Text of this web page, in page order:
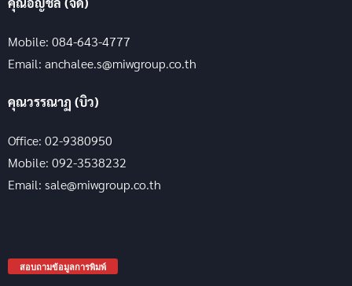
Mobile: 084-643-4777
Email: anchalee.s@miwgroup.co.th
คุณวรรณาฏ (บิว)
Office: 02-9380950
Mobile: 092-3538232
Email: sale@miwgroup.co.th
สอบถามข้อมูลการพิมพ์